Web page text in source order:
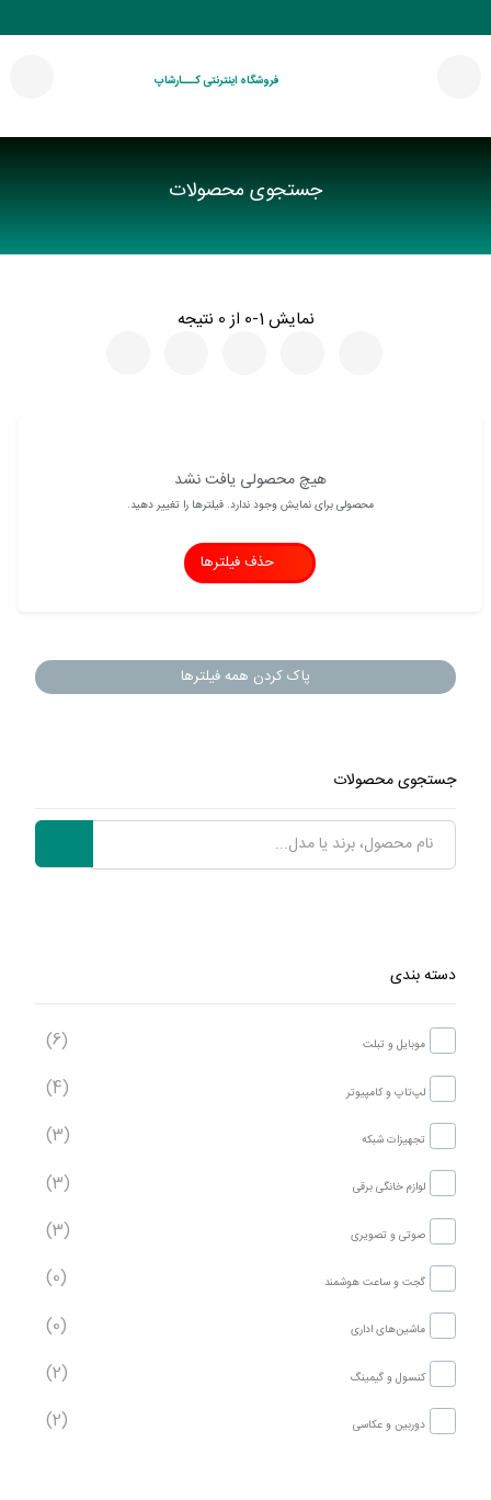
فروشگاه اینترنتی کـــارشاپ
جستجوی محصولات
پاک کردن همه فیلترها
جستجوی محصولات
دسته بندی
موبایل و تبلت (6)
لپ‌تاپ و کامپیوتر (4)
تجهیزات شبکه (3)
لوازم خانگی برقی (3)
صوتی و تصویری (3)
گجت و ساعت هوشمند (0)
ماشین‌های اداری (0)
کنسول و گیمینگ (2)
دوربین و عکاسی (2)
نمایش 1-0 از 0 نتیجه
هیچ محصولی یافت نشد
محصولی برای نمایش وجود ندارد. فیلترها را تغییر دهید.
حذف فیلترها